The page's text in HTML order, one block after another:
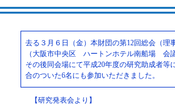
去る３月６日（金）本財団の第12回総会（理
（大阪市中央区 ハートンホテル南船場 会
その後同会場にて平成20年度の研究助成者
合のついた6名にも参加いただきました。
【研究発表会より】